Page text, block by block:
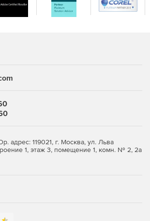
адреса, занесенные в черный список в
и распознанные по каналам на
и обеспечение
отчетность и аудит
адрес: 119021, г. Москва, ул. Льва
1, этаж 3, помещение 1, комн. № 2, 2а